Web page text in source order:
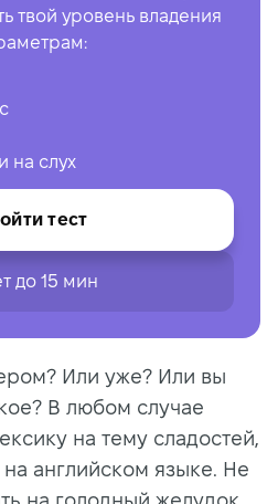
твой уровень владения
на слух
тест
до 15 мин
Или уже? Или вы
В любом случае
на тему сладостей,
английском языке. Не